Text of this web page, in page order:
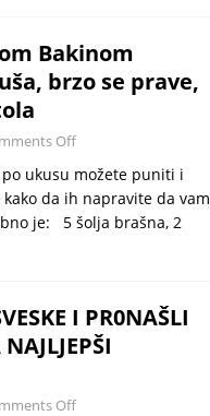
Bakinom
brzo se prave,
Off
ukusu možete puniti i
da ih napravite da vam
je: 5 šolja brašna, 2
I PR0NAŠLI
Off